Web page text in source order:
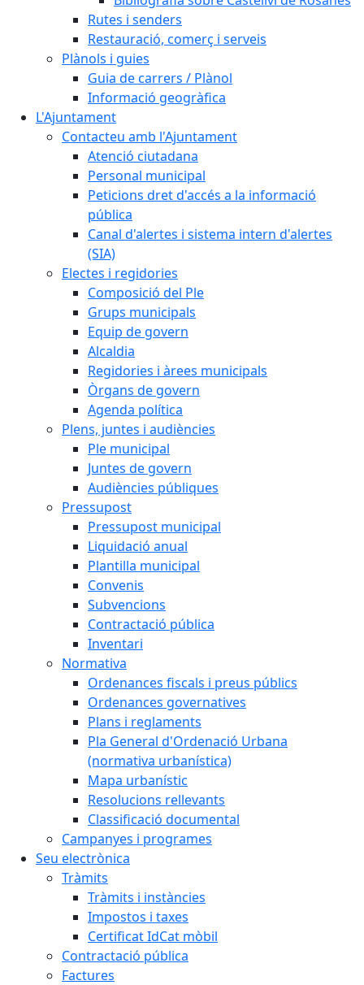
Rutes i senders
Restauració, comerç i serveis
Plànols i guies
Guia de carrers / Plànol
Informació geogràfica
L'Ajuntament
Contacteu amb l'Ajuntament
Atenció ciutadana
Personal municipal
Peticions dret d'accés a la informació
pública
Canal d'alertes i sistema intern d'alertes
(SIA)
Electes i regidories
Composició del Ple
Grups municipals
Equip de govern
Alcaldia
Regidories i àrees municipals
Òrgans de govern
Agenda política
Plens, juntes i audiències
Ple municipal
Juntes de govern
Audiències públiques
Pressupost
Pressupost municipal
Liquidació anual
Plantilla municipal
Convenis
Subvencions
Contractació pública
Inventari
Normativa
Ordenances fiscals i preus públics
Ordenances governatives
Plans i reglaments
Pla General d'Ordenació Urbana
(normativa urbanística)
Mapa urbanístic
Resolucions rellevants
Classificació documental
Campanyes i programes
Seu electrònica
Tràmits
Tràmits i instàncies
Impostos i taxes
Certificat IdCat mòbil
Contractació pública
Factures